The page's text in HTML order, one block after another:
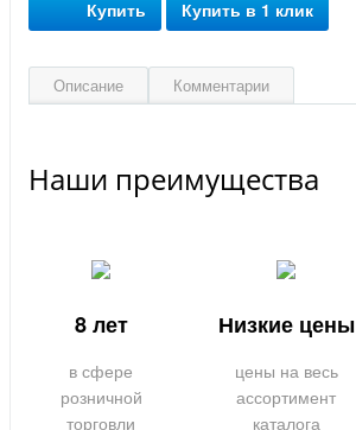
Купить Купить в 1 клик
Описание Комментарии
Наши преимущества
8 лет
в сфере
розничной
торговли
Низкие цены
цены на весь
ассортимент
каталога